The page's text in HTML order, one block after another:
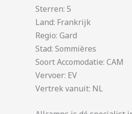
Sterren: 5
Land: Frankrijk
Regio: Gard
Stad: Sommières
Soort Accomodatie: CAM
Vervoer: EV
Vertrek vanuit: NL